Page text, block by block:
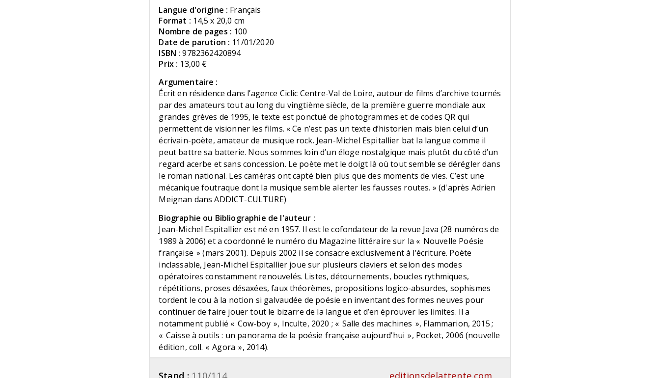
Langue d'origine : Français
Format : 14,5 x 20,0 cm
Nombre de pages : 100
Date de parution : 11/01/2020
ISBN : 9782362420894
Prix : 13,00 €
Argumentaire :
Écrit en résidence dans l’agence Ciclic Centre-Val de Loire, autour de films d’archive tournés
par des amateurs tout au long du vingtième siècle, de la première guerre mondiale aux
grandes grèves de 1995, le texte est ponctué de photogrammes et de codes QR qui
permettent de visionner les films. « Ce n’est pas un texte d’historien mais bien celui d’un
écrivain-poète, amateur de musique rock. Jean-Michel Espitallier bat la langue comme il
peut battre sa batterie. Nous sommes loin d’un éloge nostalgique mais plutôt du côté d’un
regard acerbe et sans concession. Le poète met le doigt là où tout semble se dérégler dans
le roman national. Les caméras ont capté bien plus que des moments de vies. C’est une
mécanique foutraque dont la musique semble alerter les fausses routes. » (d'après Adrien
Meignan dans ADDICT-CULTURE)
Biographie ou Bibliographie de l'auteur :
Jean-Michel Espitallier est né en 1957. Il est le cofondateur de la revue Java (28 numéros de
1989 à 2006) et a coordonné le numéro du Magazine littéraire sur la « Nouvelle Poésie
française » (mars 2001). Depuis 2002 il se consacre exclusivement à l’écriture. Poète
inclassable, Jean-Michel Espitallier joue sur plusieurs claviers et selon des modes
opératoires constamment renouvelés. Listes, détournements, boucles rythmiques,
répétitions, proses désaxées, faux théorèmes, propositions logico-absurdes, sophismes
tordent le cou à la notion si galvaudée de poésie en inventant des formes neuves pour
continuer de faire jouer tout le bizarre de la langue et d’en éprouver les limites. Il a
notamment publié « Cow-boy », Inculte, 2020 ; « Salle des machines », Flammarion, 2015 ;
« Caisse à outils : un panorama de la poésie française aujourd’hui », Pocket, 2006 (nouvelle
édition, coll. « Agora », 2014).
Stand : 110/114 editionsdelattente.com